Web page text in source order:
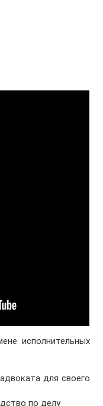
исполнительных
для своего
по делу